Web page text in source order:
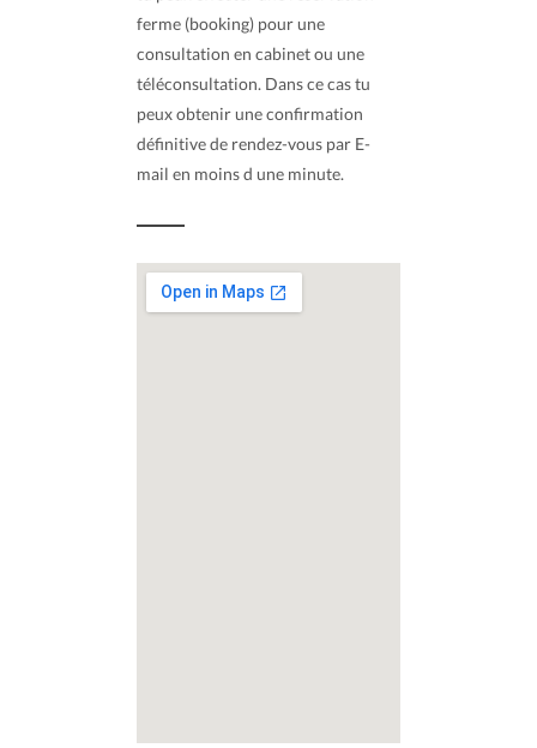
ferme (booking) pour une
consultation en cabinet ou une
téléconsultation. Dans ce cas tu
peux obtenir une confirmation
définitive de rendez-vous par E-
mail en moins d une minute.